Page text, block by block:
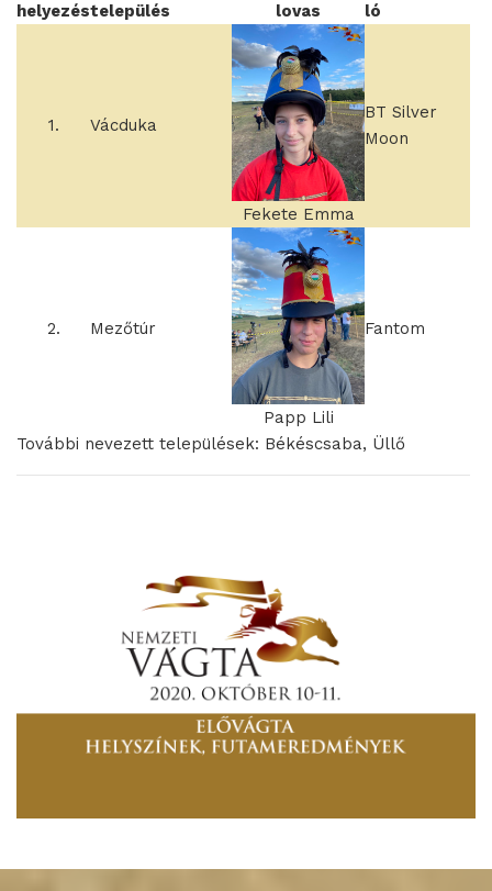
helyezéstelepülés lovas ló
1. Vácduka
Fekete Emma
BT Silver
Moon
2. Mezőtúr
Papp Lili
Fantom
További nevezett települések: Békéscsaba, Üllő